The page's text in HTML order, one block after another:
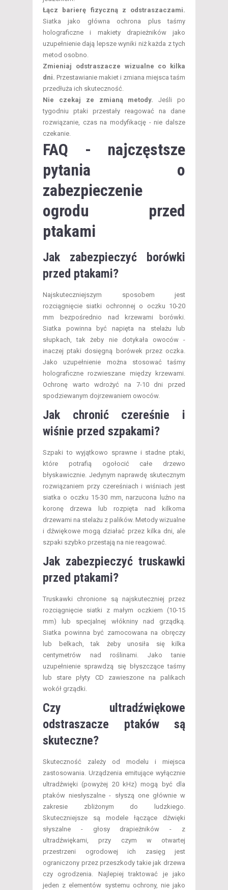
Łącz barierę fizyczną z odstraszaczami.
Siatka jako główna ochrona plus taśmy
holograficzne i makiety drapieżników jako
uzupełnienie dają lepsze wyniki niż każda z tych
metod osobno.
Zmieniaj odstraszacze wizualne co kilka
dni. Przestawianie makiet i zmiana miejsca taśm
przedłuża ich skuteczność.
Nie czekaj ze zmianą metody. Jeśli po
tygodniu ptaki przestały reagować na dane
rozwiązanie, czas na modyfikację - nie dalsze
czekanie.
FAQ - najczęstsze
pytania o
zabezpieczenie
ogrodu przed
ptakami
Jak zabezpieczyć borówki
przed ptakami?
Najskuteczniejszym sposobem jest
rozciągnięcie siatki ochronnej o oczku 10-20
mm bezpośrednio nad krzewami borówki.
Siatka powinna być napięta na stelażu lub
słupkach, tak żeby nie dotykała owoców -
inaczej ptaki dosięgną borówek przez oczka.
Jako uzupełnienie można stosować taśmy
holograficzne rozwieszane między krzewami.
Ochronę warto wdrożyć na 7-10 dni przed
spodziewanym dojrzewaniem owoców.
Jak chronić czereśnie i
wiśnie przed szpakami?
Szpaki to wyjątkowo sprawne i stadne ptaki,
które potrafią ogołocić całe drzewo
błyskawicznie. Jedynym naprawdę skutecznym
rozwiązaniem przy czereśniach i wiśniach jest
siatka o oczku 15-30 mm, narzucona luźno na
koronę drzewa lub rozpięta nad kilkoma
drzewami na stelażu z palików. Metody wizualne
i dźwiękowe mogą działać przez kilka dni, ale
szpaki szybko przestają na nie reagować.
Jak zabezpieczyć truskawki
przed ptakami?
Truskawki chronione są najskuteczniej przez
rozciągnięcie siatki z małym oczkiem (10-15
mm) lub specjalnej włókniny nad grządką.
Siatka powinna być zamocowana na obręczy
lub belkach, tak żeby unosiła się kilka
centymetrów nad roślinami. Jako tanie
uzupełnienie sprawdzą się błyszczące taśmy
lub stare płyty CD zawieszone na palikach
wokół grządki.
Czy ultradźwiękowe
odstraszacze ptaków są
skuteczne?
Skuteczność zależy od modelu i miejsca
zastosowania. Urządzenia emitujące wyłącznie
ultradźwięki (powyżej 20 kHz) mogą być dla
ptaków niesłyszalne - słyszą one głównie w
zakresie zbliżonym do ludzkiego.
Skuteczniejsze są modele łączące dźwięki
słyszalne - głosy drapieżników - z
ultradźwiękami, przy czym w otwartej
przestrzeni ogrodowej ich zasięg jest
ograniczony przez przeszkody takie jak drzewa
czy ogrodzenia. Najlepiej traktować je jako
jeden z elementów systemu ochrony, nie jako